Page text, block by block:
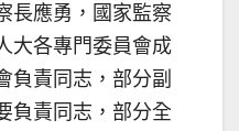
長應勇，國家監察
大各專門委員會成
負責同志，部分副
負責同志，部分全